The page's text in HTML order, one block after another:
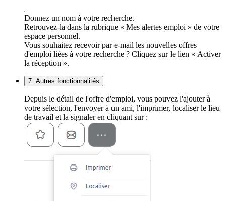
Donnez un nom à votre recherche.
Retrouvez-la dans la rubrique « Mes alertes emploi » de votre
espace personnel.
Vous souhaitez recevoir par e-mail les nouvelles offres
d'emploi liées à votre recherche ? Cliquez sur le lien « Activer
la réception ».
7. Autres fonctionnalités
Depuis le détail de l'offre d'emploi, vous pouvez l'ajouter à
votre sélection, l'envoyer à un ami, l'imprimer, localiser le lieu
de travail et la signaler en cliquant sur :